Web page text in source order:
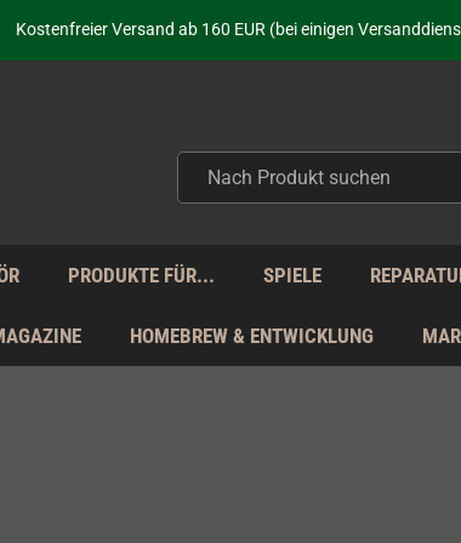
Kostenfreier Versand ab 160 EUR (bei einigen
Seit über 20 Jahren Deine Anlaufstelle für neue Retro-
Täglicher Versand Mo - Fr aus Deutschland - zollfrei
PRODUKTE FÜR... SPIELE
HOMEBREW & ENTWICKLUNG